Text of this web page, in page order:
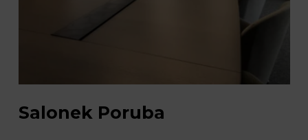
Salonek Poruba